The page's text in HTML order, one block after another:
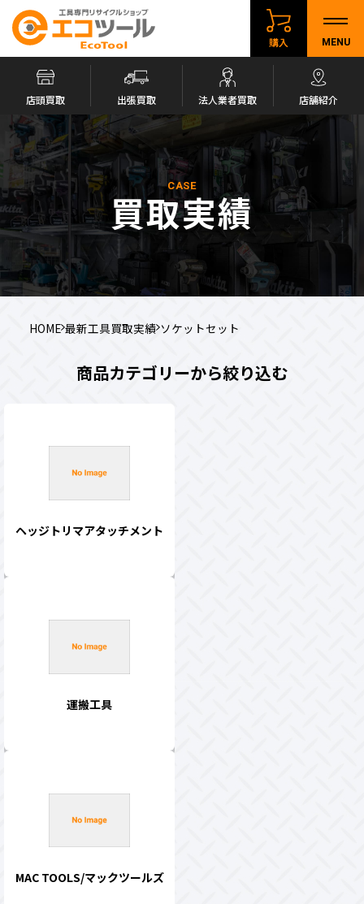
購入 MENU
店頭買取 出張買取 法人業者買取 店舗紹介
CASE
買取実績
HOME 最新工具買取実績 ソケットセット
商品カテゴリーから絞り込む
ヘッジトリマアタッチメント
運搬工具
MAC TOOLS/マックツールズ